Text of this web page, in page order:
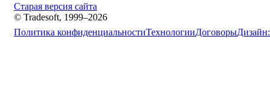
Старая версия сайта
© Tradesoft, 1999–2026
Политика конфиденциальностиТехнологииДоговорыДизайн: